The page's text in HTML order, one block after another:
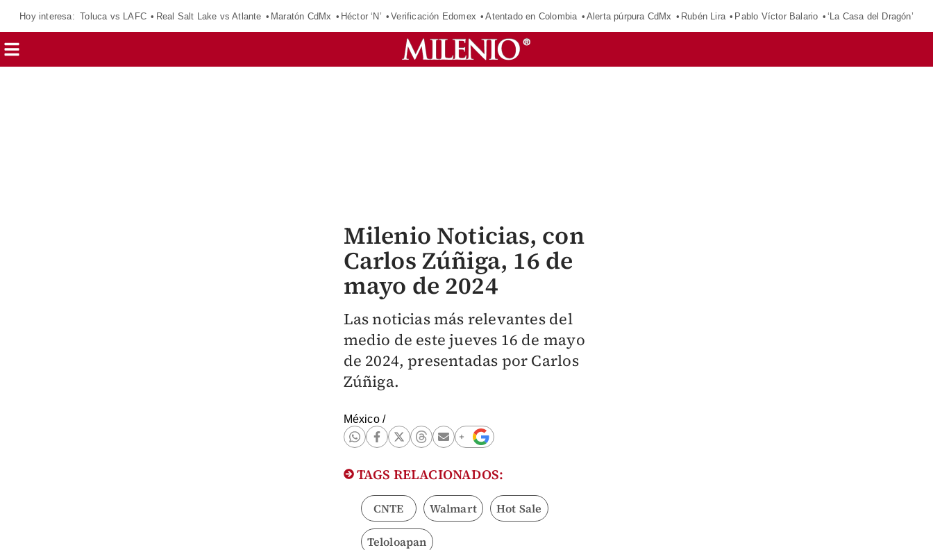
Hoy interesa: Toluca vs LAFC Real Salt Lake vs Atlante Maratón CdMx Héctor ‘N’ Verificación Edomex Atentado en Colombia Alerta púrpura CdMx Rubén Lira Pablo Víctor Balario ‘La Casa del Dragón’
Milenio Noticias, con
Carlos Zúñiga, 16 de
mayo de 2024
Las noticias más relevantes del
medio de este jueves 16 de mayo
de 2024, presentadas por Carlos
Zúñiga.
México/
TAGS RELACIONADOS:
CNTE Walmart Hot Sale
Teloloapan